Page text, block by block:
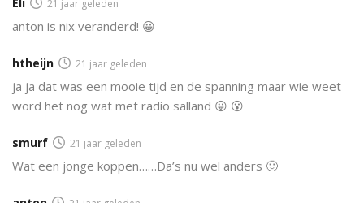
21 jaar geleden
anton is nix veranderd! 😀
htheijn 21 jaar geleden
ja ja dat was een mooie tijd en de spanning maar wie weet
word het nog wat met radio salland 😛 😮
smurf 21 jaar geleden
Wat een jonge koppen……Da’s nu wel anders 🙂